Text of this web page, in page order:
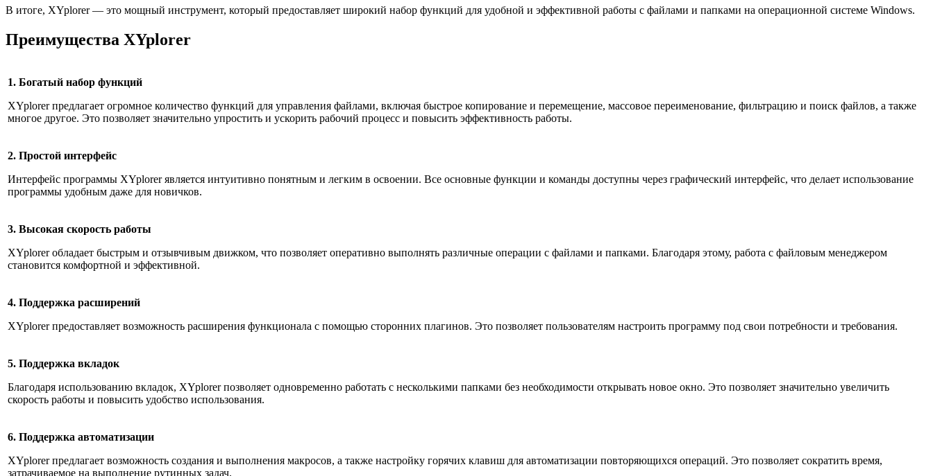
В итоге, XYplorer — это мощный инструмент, который предоставляет широкий набор функций для удобной и эффективной работы с файлами и папками на операционной системе Windows.
Преимущества XYplorer
1. Богатый набор функций
XYplorer предлагает огромное количество функций для управления файлами, включая быстрое копирование и перемещение, массовое переименование, фильтрацию и поиск файлов, а также
многое другое. Это позволяет значительно упростить и ускорить рабочий процесс и повысить эффективность работы.
2. Простой интерфейс
Интерфейс программы XYplorer является интуитивно понятным и легким в освоении. Все основные функции и команды доступны через графический интерфейс, что делает использование
программы удобным даже для новичков.
3. Высокая скорость работы
XYplorer обладает быстрым и отзывчивым движком, что позволяет оперативно выполнять различные операции с файлами и папками. Благодаря этому, работа с файловым менеджером
становится комфортной и эффективной.
4. Поддержка расширений
XYplorer предоставляет возможность расширения функционала с помощью сторонних плагинов. Это позволяет пользователям настроить программу под свои потребности и требования.
5. Поддержка вкладок
Благодаря использованию вкладок, XYplorer позволяет одновременно работать с несколькими папками без необходимости открывать новое окно. Это позволяет значительно увеличить
скорость работы и повысить удобство использования.
6. Поддержка автоматизации
XYplorer предлагает возможность создания и выполнения макросов, а также настройку горячих клавиш для автоматизации повторяющихся операций. Это позволяет сократить время,
затрачиваемое на выполнение рутинных задач.